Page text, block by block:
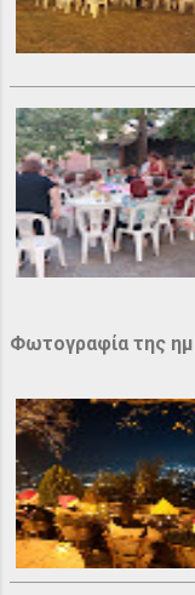
Φωτογραφία της